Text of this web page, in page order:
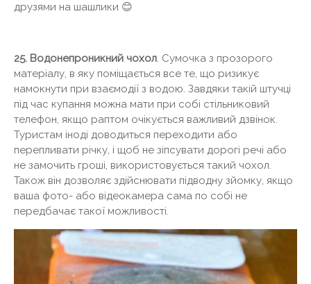
друзями на шашлики 😊
25. Водонепроникний чохол. Сумочка з прозорого
матеріалу, в яку поміщається все те, що ризикує
намокнути при взаємодії з водою. Завдяки такій штучці
під час купання можна мати при собі стільниковий
телефон, якщо раптом очікується важливий дзвінок.
Туристам іноді доводиться переходити або
перепливати річку, і щоб не зіпсувати дорогі речі або
не замочить гроші, використовується такий чохол.
Також він дозволяє здійснювати підводну зйомку, якщо
ваша фото- або відеокамера сама по собі не
передбачає такої можливості.